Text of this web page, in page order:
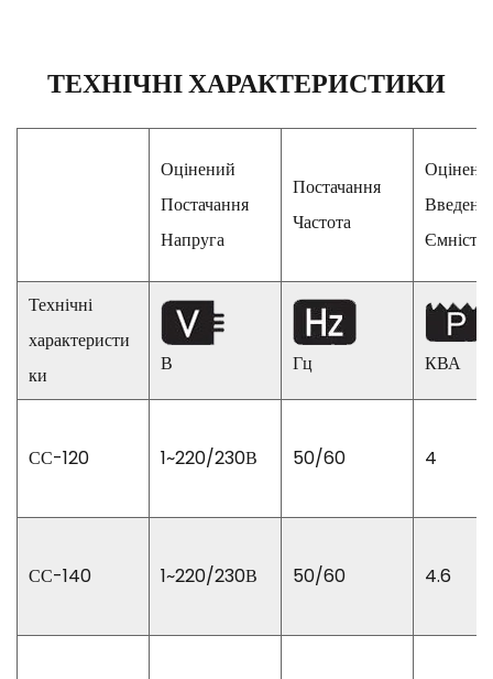
ТЕХНІЧНІ ХАРАКТЕРИСТИКИ
Оцінений
Постачання
Напруга
Постачання
Частота
Ємність
Технічні
характеристи
ки
В Гц КВА
СС-120 1~220/230В 50/60 4
СС-140 1~220/230В 50/60 4.6